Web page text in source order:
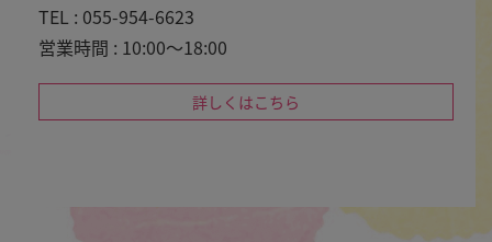
TEL : 055-954-6623
営業時間 : 10:00～18:00
詳しくはこちら